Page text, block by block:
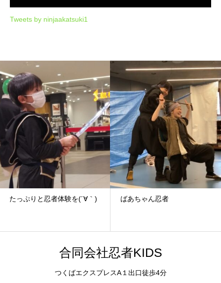
Tweets by ninjaakatsuki1
たっぷりと忍者体験を(´∀｀) ばあちゃん忍者
合同会社忍者KIDS
つくばエクスプレスA１出口徒歩4分